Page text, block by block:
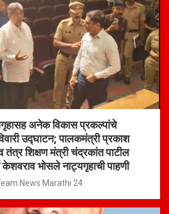
अनेक विकास प्रकल्पांचे
उद्घाटन; पालकमंत्री प्रकाश
शिक्षण मंत्री चंद्रकांत पाटील
भोसले नाट्यगृहाची पाहणी
News Marathi 24